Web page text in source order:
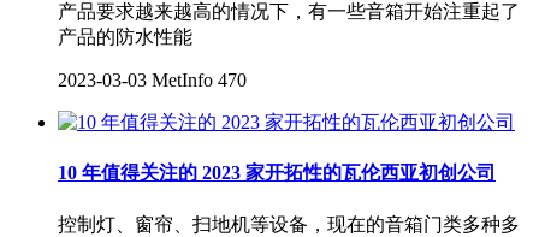
产品要求越来越高的情况下，有一些音箱开始注重起了
产品的防水性能
2023-03-03 MetInfo 470
10 年值得关注的 2023 家开拓性的瓦伦西亚初创公司
控制灯、窗帘、扫地机等设备，现在的音箱门类多种多